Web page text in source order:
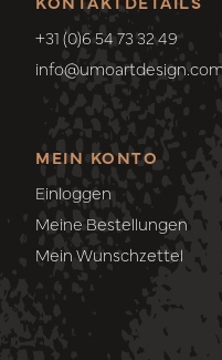
+31 (0)6 54 73 32 49
info@umoartdesign.com
MEIN KONTO
Einloggen
Meine Bestellungen
Mein Wunschzettel